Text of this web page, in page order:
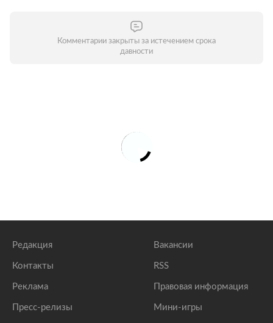
Комментарии закрыты за истечением срока
давности
Редакция
Контакты
Реклама
Пресс-релизы
Вакансии
RSS
Правовая информация
Мини-игры